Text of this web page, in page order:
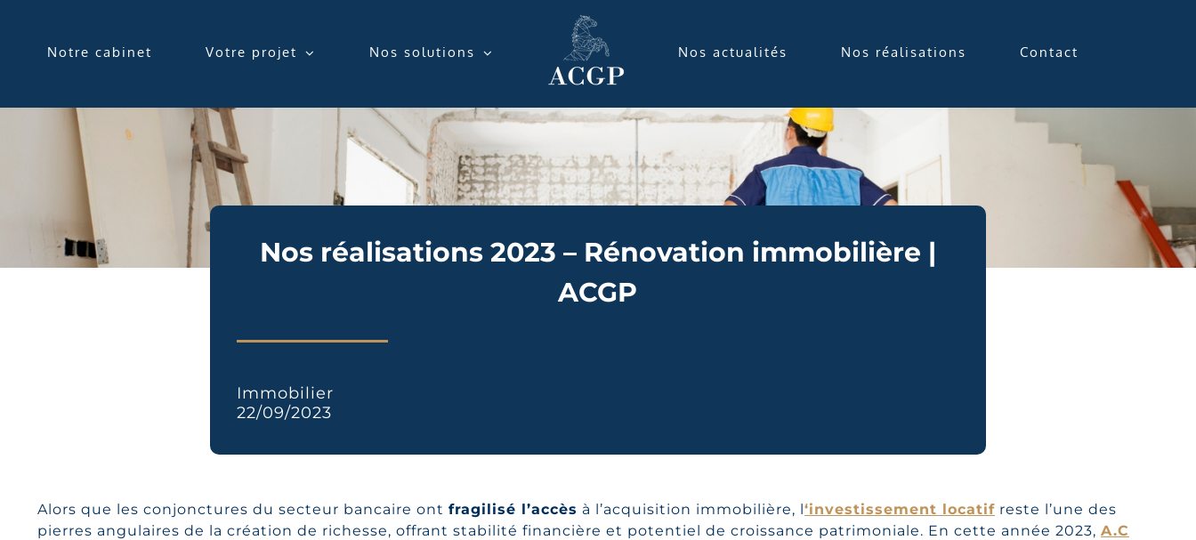
contenuNotre cabinet Votre projet Nos solutions Nos actualités Nos réalisations Contact
Nos réalisations 2023 – Rénovation immobilière |
ACGP
Immobilier
22/09/2023
Alors que les conjonctures du secteur bancaire ont fragilisé l’accès à l’acquisition immobilière, l‘investissement locatifreste l’une des
pierres angulaires de la création de richesse, offrant stabilité financière et potentiel de croissance patrimoniale. En cette année 2023, A.C